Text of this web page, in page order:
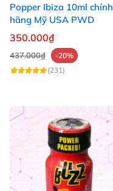
Popper Ibiza 10ml chính
hãng Mỹ USA PWD
350.000₫
437.000₫
-20%
(231)